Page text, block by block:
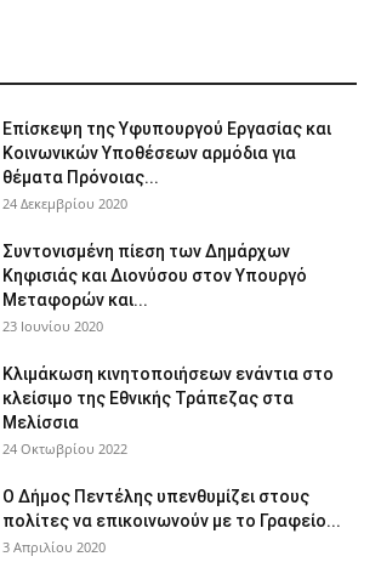
Επίσκεψη της Υφυπουργού Εργασίας και
Κοινωνικών Υποθέσεων αρμόδια για
θέματα Πρόνοιας...
24 Δεκεμβρίου 2020
Συντονισμένη πίεση των Δημάρχων
Κηφισιάς και Διονύσου στον Υπουργό
Μεταφορών και...
23 Ιουνίου 2020
Κλιμάκωση κινητοποιήσεων ενάντια στο
κλείσιμο της Εθνικής Τράπεζας στα
Μελίσσια
24 Οκτωβρίου 2022
Ο Δήμος Πεντέλης υπενθυμίζει στους
πολίτες να επικοινωνούν με το Γραφείο...
3 Απριλίου 2020